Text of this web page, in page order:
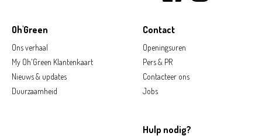
Oh'Green
Ons verhaal
My Oh'Green Klantenkaart
Nieuws & updates
Duurzaamheid
Contact
Openingsuren
Pers & PR
Contacteer ons
Jobs
Hulp nodig?